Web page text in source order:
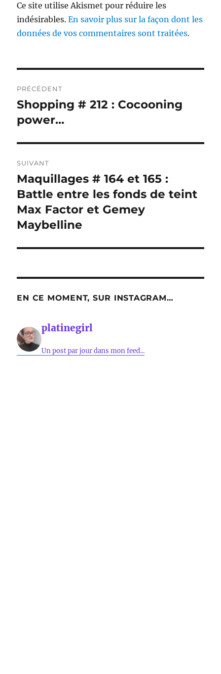
Ce site utilise Akismet pour réduire les
indésirables.En savoir plus sur la façon dont les
données de vos commentaires sont traitées.
de
l’article
PRÉCÉDENT
Publication
précédente :
Shopping # 212 : Cocooning
power…
SUIVANT
Publication
suivante :
Maquillages # 164 et 165 :
Battle entre les fonds de teint
Max Factor et Gemey
Maybelline
EN CE MOMENT, SUR INSTAGRAM…
platinegirl
Un post par jour dans mon feed...